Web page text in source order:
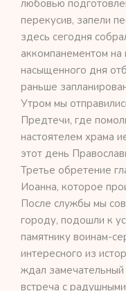
любовью
перекусив, запели
здесь сегодня
аккомпанементом на
насыщенного дня
раньше
Утром мы
Предтечи, где
настоятелем храма
этот день
Третье обретение
Иоанна, которое
После службы мы
городу, подошли к
памятнику воинам-
интересного из
ждал
встреча с